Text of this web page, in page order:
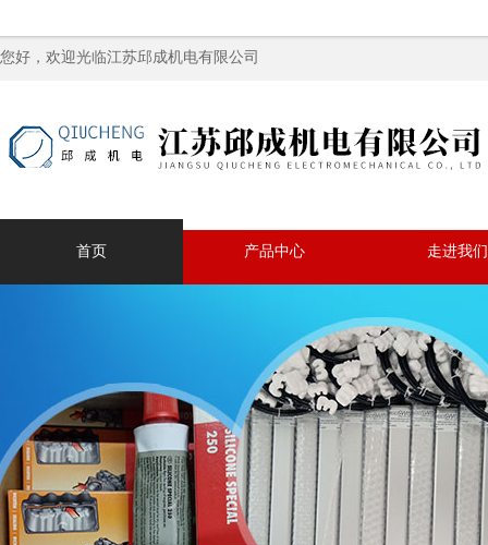
您好，欢迎光临江苏邱成机电有限公司
首页 产品中心 走进我们